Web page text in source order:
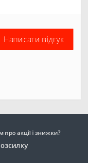
Написати відгук
акції і знижки?